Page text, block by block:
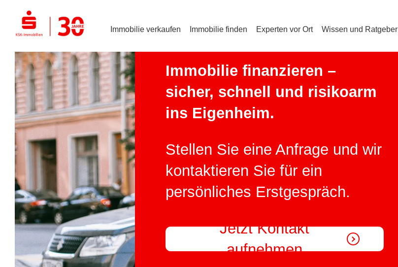
Immobilie verkaufen Immobilie finden Experten vor Ort Wissen und Ratgeber
Immobilie finanzieren –
sicher, schnell und risikoarm
ins Eigenheim.
Stellen Sie eine Anfrage und wir
kontaktieren Sie für ein
persönliches Erstgespräch.
Jetzt Kontakt
aufnehmen